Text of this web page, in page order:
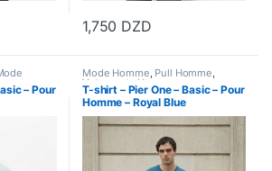
variations. Les options peuvent être
1,750 DZD
Ce produit a plusieurs
– Pour
Mode Homme, Pull Homme,
Vetements Homme
T-shirt – Pier One – Basic – Pour
Homme – Royal Blue